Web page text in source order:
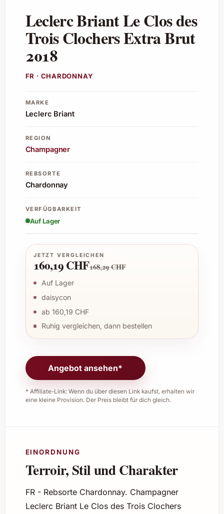
Leclerc Briant Le Clos des
Trois Clochers Extra Brut
2018
FR · CHARDONNAY
MARKE
Leclerc Briant
REGION
Champagner
REBSORTE
Chardonnay
VERFÜGBARKEIT
Auf Lager
JETZT VERGLEICHEN
160,19 CHF168,29 CHF
Auf Lager
daisycon
ab 160,19 CHF
Ruhig vergleichen, dann bestellen
Angebot ansehen*
* Affiliate-Link: Wenn du über diesen Link kaufst, erhalten wir
eine kleine Provision. Der Preis bleibt für dich gleich.
EINORDNUNG
Terroir, Stil und Charakter
FR - Rebsorte Chardonnay. Champagner
Leclerc Briant Le Clos des Trois Clochers